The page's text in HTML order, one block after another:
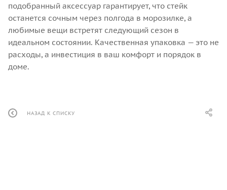
подобранный аксессуар гарантирует, что стейк
останется сочным через полгода в морозилке, а
любимые вещи встретят следующий сезон в
идеальном состоянии. Качественная упаковка — это не
расходы, а инвестиция в ваш комфорт и порядок в
доме.
НАЗАД К СПИСКУ